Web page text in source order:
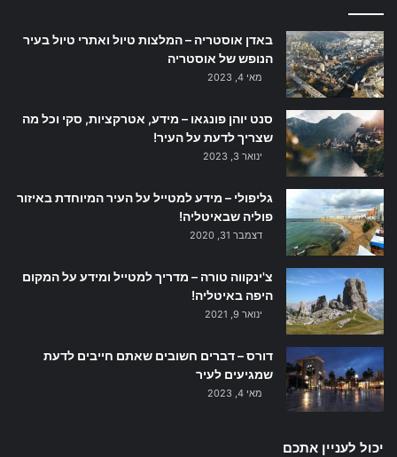
באדן אוסטריה – המלצות טיול ואתרי טיול בעיר
הנופש של אוסטריה
מאי 4, 2023
סנט יוהן פונגאו – מידע, אטרקציות, סקי וכל מה
שצריך לדעת על העיר!
ינואר 3, 2023
גליפולי – מידע למטייל על העיר המיוחדת באיזור
פוליה שבאיטליה!
דצמבר 31, 2020
צ'ינקווה טורה – מדריך למטייל ומידע על המקום
היפה באיטליה!
ינואר 9, 2021
דורס – דברים חשובים שאתם חייבים לדעת
שמגיעים לעיר
מאי 4, 2023
יכול לעניין אתכם